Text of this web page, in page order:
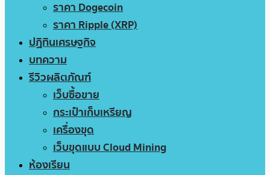
ราคา Dogecoin
ราคา Ripple (XRP)
ปฏิทินเศรษฐกิจ
บทความ
รีวิวผลิตภัณฑ์
เว็บซื้อขาย
กระเป๋าเก็บเหรียญ
เครื่องขุด
เว็บขุดแบบ Cloud Mining
ห้องเรียน